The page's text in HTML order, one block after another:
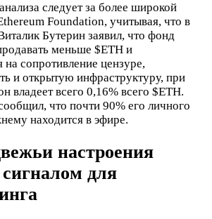
следует за более широкой
Foundation, учитывая, что в
Бутерин заявил, что фонд
меньше $ETH и
на сопротивление цензуре,
и открытую инфраструктуру, при
владеет всего 0,16% всего $ETH.
что почти 90% его личного
находится в эфире.
настроения
для